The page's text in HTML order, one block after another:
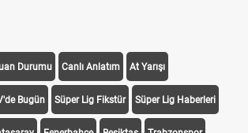
Durumu Canlı Anlatım At Yarışı
Bugün Süper Lig Fikstür Süper Lig Haberleri